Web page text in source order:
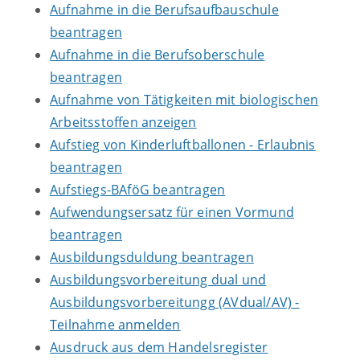
Aufnahme in die Berufsaufbauschule
beantragen
Aufnahme in die Berufsoberschule
beantragen
Aufnahme von Tätigkeiten mit biologischen
Arbeitsstoffen anzeigen
Aufstieg von Kinderluftballonen - Erlaubnis
beantragen
Aufstiegs-BAföG beantragen
Aufwendungsersatz für einen Vormund
beantragen
Ausbildungsduldung beantragen
Ausbildungsvorbereitung dual und
Ausbildungsvorbereitungg (AVdual/AV) -
Teilnahme anmelden
Ausdruck aus dem Handelsregister